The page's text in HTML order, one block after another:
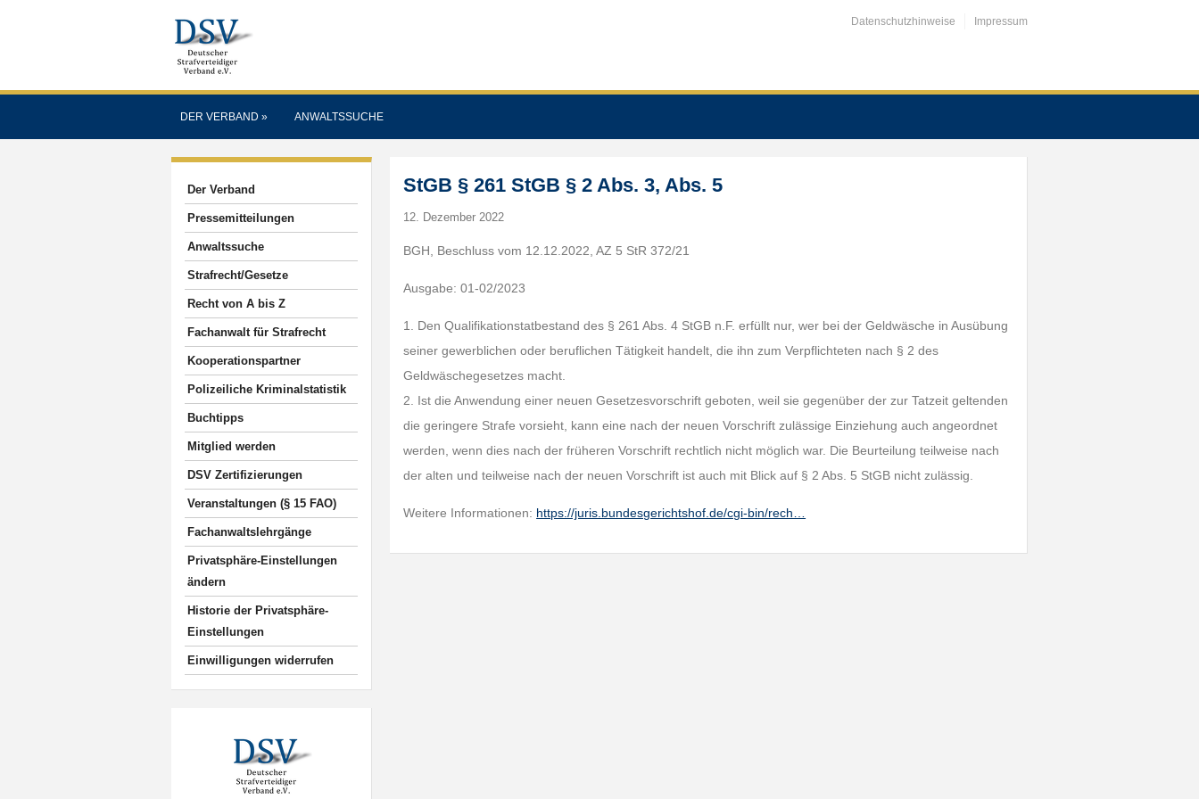
Datenschutzhinweise Impressum
DER VERBAND » ANWALTSSUCHE
Der Verband
Pressemitteilungen
Anwaltssuche
Strafrecht/Gesetze
Recht von A bis Z
Fachanwalt für Strafrecht
Kooperationspartner
Polizeiliche Kriminalstatistik
Buchtipps
Mitglied werden
DSV Zertifizierungen
Veranstaltungen (§ 15 FAO)
Fachanwaltslehrgänge
Privatsphäre-Einstellungen
ändern
Historie der Privatsphäre-
Einstellungen
Einwilligungen widerrufen
StGB § 261 StGB § 2 Abs. 3, Abs. 5
12. Dezember 2022
BGH, Beschluss vom 12.12.2022, AZ 5 StR 372/21
Ausgabe: 01-02/2023
1. Den Qualifikationstatbestand des § 261 Abs. 4 StGB n.F. erfüllt nur, wer bei der Geldwäsche in Ausübung
seiner gewerblichen oder beruflichen Tätigkeit handelt, die ihn zum Verpflichteten nach § 2 des
Geldwäschegesetzes macht.
2. Ist die Anwendung einer neuen Gesetzesvorschrift geboten, weil sie gegenüber der zur Tatzeit geltenden
die geringere Strafe vorsieht, kann eine nach der neuen Vorschrift zulässige Einziehung auch angeordnet
werden, wenn dies nach der früheren Vorschrift rechtlich nicht möglich war. Die Beurteilung teilweise nach
der alten und teilweise nach der neuen Vorschrift ist auch mit Blick auf § 2 Abs. 5 StGB nicht zulässig.
Weitere Informationen: https://juris.bundesgerichtshof.de/cgi-bin/rech…